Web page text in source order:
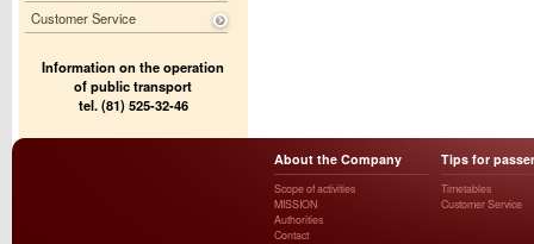
Customer Service
Information on the operation
of public transport
tel. (81) 525-32-46
About the Company
Scope of activities
MISSION
Authorities
Contact
Tips for
Timetables
Customer Service